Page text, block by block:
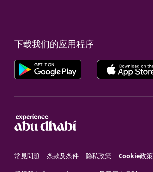
下载我们的应用程序
常見問題 条款及条件 隐私政策 Cookie政策